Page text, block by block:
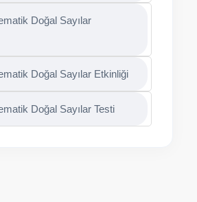
Doğal Sayılar
Doğal Sayılar Etkinliği
Doğal Sayılar Testi